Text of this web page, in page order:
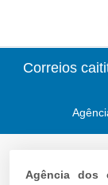
Correios
Agência dos